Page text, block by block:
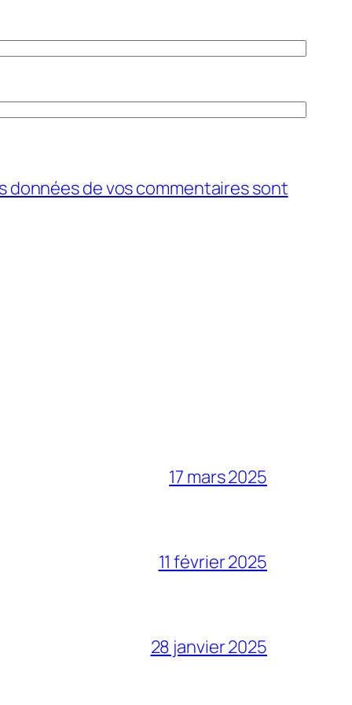
données de vos commentaires sont
17 mars 2025
11 février 2025
28 janvier 2025